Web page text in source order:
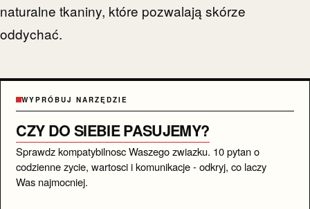
naturalne tkaniny, które pozwalają skórze
oddychać.
WYPRÓBUJ NARZĘDZIE
CZY DO SIEBIE PASUJEMY?
Sprawdz kompatybilnosc Waszego zwiazku. 10 pytan o
codzienne zycie, wartosci i komunikacje - odkryj, co laczy
Was najmocniej.